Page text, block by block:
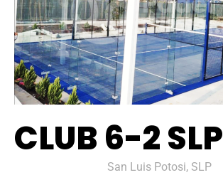
CLUB 6-2 SLP
San Luis Potosi, SLP